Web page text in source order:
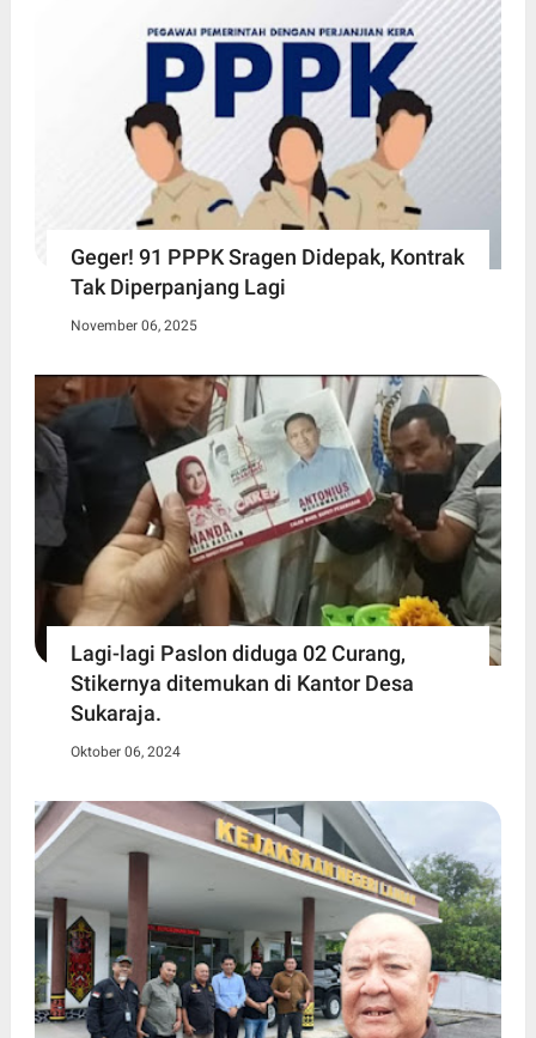
Geger! 91 PPPK Sragen Didepak, Kontrak
Tak Diperpanjang Lagi
November 06, 2025
Lagi-lagi Paslon diduga 02 Curang,
Stikernya ditemukan di Kantor Desa
Sukaraja.
Oktober 06, 2024